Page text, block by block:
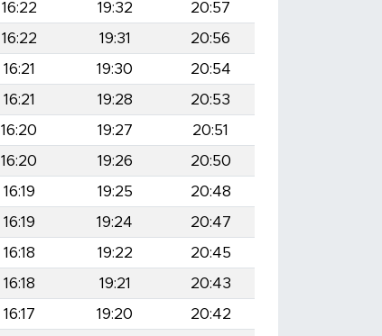
16:22 19:32
20:57
16:22 19:31
20:56
16:21 19:30
20:54
16:21 19:28
20:53
16:20 19:27
20:51
16:20 19:26
20:50
16:19 19:25
20:48
16:19 19:24
20:47
16:18 19:22
20:45
16:18 19:21
20:43
16:17 19:20
20:42